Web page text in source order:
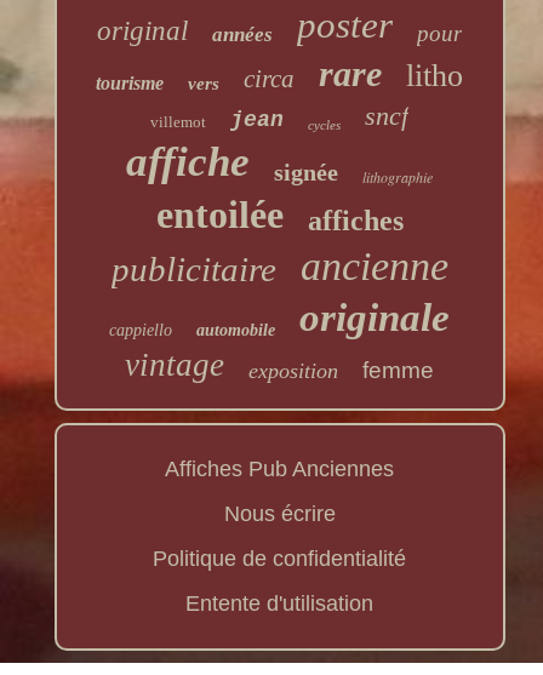
original années poster pour
tourisme vers circa rare litho
villemot jean cycles sncf
affiche signée lithographie
entoilée affiches
publicitaire ancienne
cappiello automobile originale
vintage exposition femme
Affiches Pub Anciennes
Nous écrire
Politique de confidentialité
Entente d'utilisation